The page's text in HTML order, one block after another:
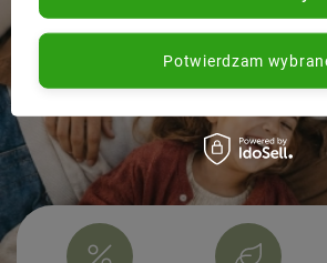
Potwierdzam